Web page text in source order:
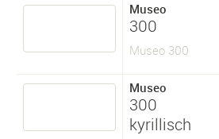
Museo
300
Museo 300
Museo
300
kyrillisch